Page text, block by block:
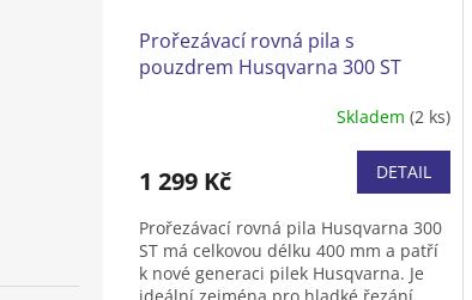
Prořezávací rovná pila s
pouzdrem Husqvarna 300 ST
Skladem (2 ks)
1 299 Kč DETAIL
Prořezávací rovná pila Husqvarna 300
ST má celkovou délku 400 mm a patří
k nové generaci pilek Husqvarna. Je